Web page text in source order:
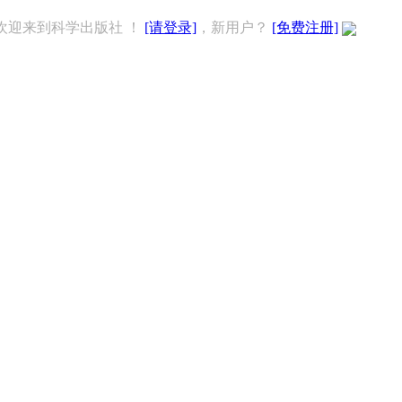
迎来到科学出版社 ！ [请登录] ，新用户？ [免费注册]